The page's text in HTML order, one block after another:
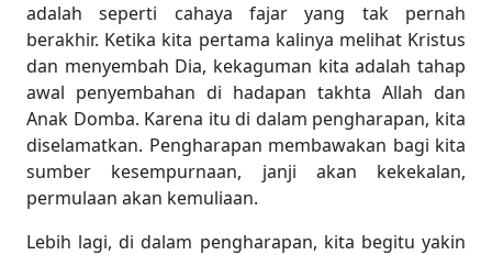
adalah seperti cahaya fajar yang tak pernah
berakhir. Ketika kita pertama kalinya melihat Kristus
dan menyembah Dia, kekaguman kita adalah tahap
awal penyembahan di hadapan takhta Allah dan
Anak Domba. Karena itu di dalam pengharapan, kita
diselamatkan. Pengharapan membawakan bagi kita
sumber kesempurnaan, janji akan kekekalan,
permulaan akan kemuliaan.
Lebih lagi, di dalam pengharapan, kita begitu yakin